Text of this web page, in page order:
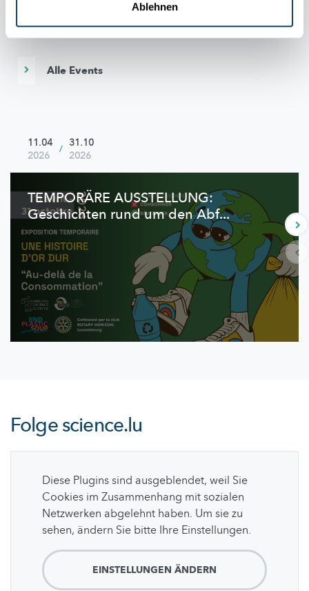
Ablehnen
Other scientific events
Alle Events
11.04
2026
/
31.10
2026
TEMPORÄRE AUSSTELLUNG:
Geschichten rund um den Abf...
Folgescience.lu
Diese Plugins sind ausgeblendet, weil Sie
Cookies im Zusammenhang mit sozialen
Netzwerken abgelehnt haben. Um sie zu
sehen, ändern Sie bitte Ihre Einstellungen.
EINSTELLUNGEN ÄNDERN